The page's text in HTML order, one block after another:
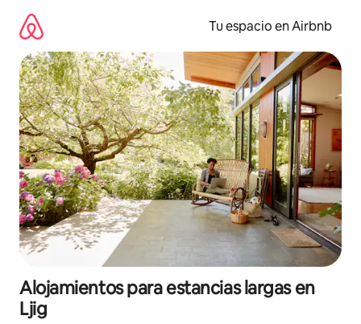
contenido
Tu espacio en Airbnb
Alojamientos para estancias largas en
Ljig